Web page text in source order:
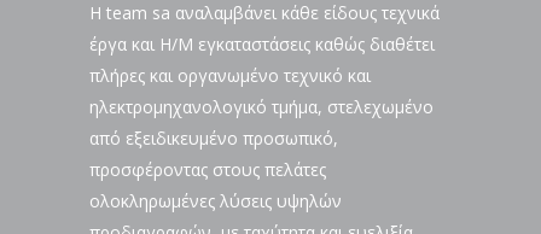
H team sa αναλαμβάνει κάθε είδους τεχνικά
έργα και Η/Μ εγκαταστάσεις καθώς διαθέτει
πλήρες και οργανωμένο τεχνικό και
ηλεκτρομηχανολογικό τμήμα, στελεχωμένο
από εξειδικευμένο προσωπικό,
προσφέροντας στους πελάτες
ολοκληρωμένες λύσεις υψηλών